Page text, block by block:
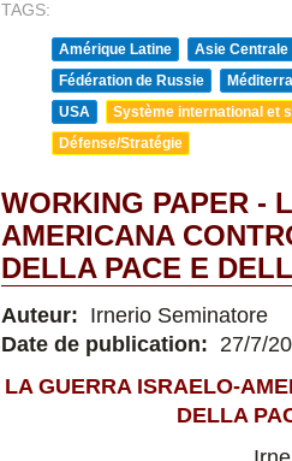
TAGS:
Amérique Latine
Asie Centrale
Fédération de Russie
USA
Système international et
Défense/Stratégie
WORKING PAPER -
AMERICANA
DELLA PACE E
Auteur: Irnerio Seminatore
Date de publication: 27/7/
LA GUERRA ISRAELO-
DELLA